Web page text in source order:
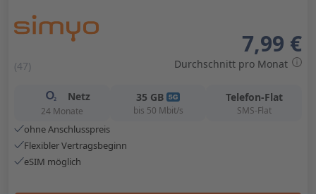
(47)
7,99 €
Durchschnitt pro Monat
Netz
24 Monate
35 GB
bis 50 Mbit/s
Telefon-Flat
SMS-Flat
ohne Anschlusspreis
Flexibler Vertragsbeginn
eSIM möglich